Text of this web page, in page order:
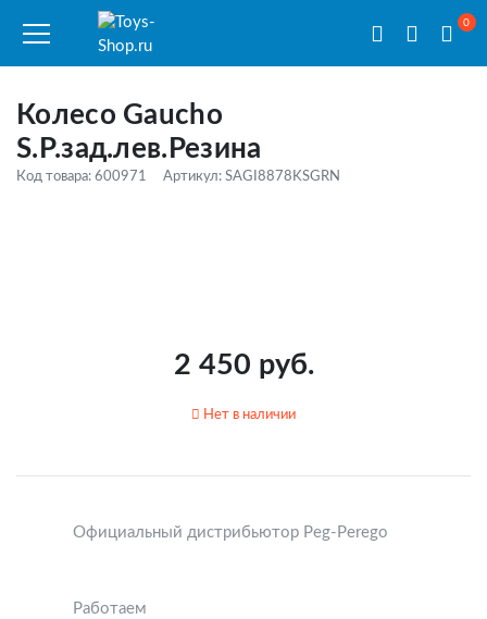
0
Колесо Gaucho
S.P.зад.лев.Резина
Код товара: 600971 Артикул: SAGI8878KSGRN
2 450 руб.
Нет в наличии
Официальный дистрибьютор Peg-Perego
Работаем